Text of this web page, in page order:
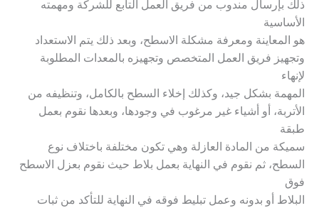
ذلك بإرسال مندوب من فريق العمل التابع للشركة ومهمته
الأساسية
هو المعاينة ومعرفة مشكلة الاسطح، وبعد ذلك يتم الاستعداد
وتجهيز فريق العمل المتخصص وتجهيزه بالمعدات المطلوبة
لإنهاء
المهمة بشكل جيد، وكذلك إخلاء السطح بالكامل، وتنظيفه من
الأتربة، أو أشياء غير مرغوب في وجودها، وبعدها نقوم بعمل
طبقة
سميكة من المادة العازلة وهي تكون مختلفة باختلاف نوع
السطح، ثم نقوم في النهاية بعمل بلاط حيث نقوم بعزل الاسطح
فوق
البلاط أو بدونه وعمل تبليط فوقه في النهاية للتأكد من ثبات